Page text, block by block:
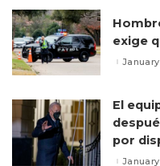
exige
El
por
January